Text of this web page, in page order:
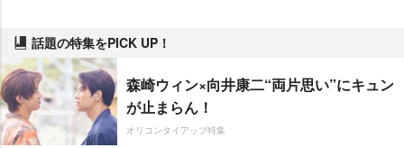
話題の特集をPICK UP！
森崎ウィン×向井康二“両片思い”にキュン
が止まらん！
オリコンタイアップ特集